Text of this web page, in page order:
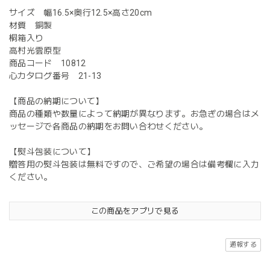
サイズ 幅16.5×奥行12.5×高さ20cm
材質 銅製
桐箱入り
高村光雲原型
商品コード 10812
心カタログ番号 21-13
【商品の納期について】
商品の種類や数量によって納期が異なります。お急ぎの場合はメ
ッセージで各商品の納期をお問い合わせください。
【熨斗包装について】
贈答用の熨斗包装は無料ですので、ご希望の場合は備考欄に入力
ください。
この商品をアプリで見る
通報する